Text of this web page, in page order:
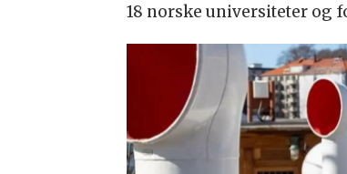
18 norske universiteter og